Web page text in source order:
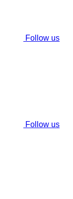
Follow us
Follow us